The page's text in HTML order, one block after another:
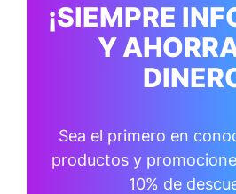
¡SIEMPRE
Y
Sea el primero en
productos y
10% de